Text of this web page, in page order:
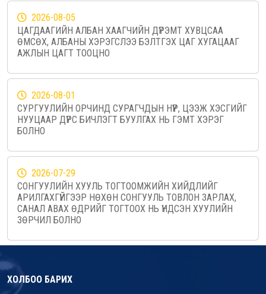
2026-08-05
ЦАГДААГИЙН АЛБАН ХААГЧИЙН ДҮРЭМТ ХУВЦСАА
ӨМСӨХ, АЛБАНЫ ХЭРЭГСЛЭЭ БЭЛТГЭХ ЦАГ ХУГАЦААГ
АЖЛЫН ЦАГТ ТООЦНО
2026-08-01
СУРГУУЛИЙН ОРЧИНД СУРАГЧДЫН НҮҮР, ЦЭЭЖ ХЭСГИЙГ
НУУЦААР ДҮРС БИЧЛЭГТ БУУЛГАХ НЬ ГЭМТ ХЭРЭГ
БОЛНО
2026-07-29
СОНГУУЛИЙН ХУУЛЬ ТОГТООМЖИЙН ХИЙДЛИЙГ
АРИЛГАХГҮЙГЭЭР НӨХӨН СОНГУУЛЬ ТОВЛОН ЗАРЛАХ,
САНАЛ АВАХ ӨДРИЙГ ТОГТООХ НЬ ҮНДСЭН ХУУЛИЙН
ЗӨРЧИЛ БОЛНО
ХОЛБОО БАРИХ